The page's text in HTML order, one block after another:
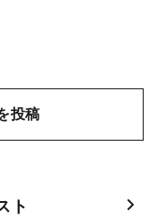
投稿
ト